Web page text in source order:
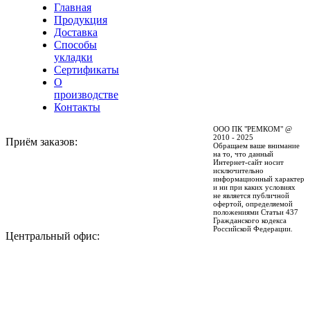
Главная
Продукция
Доставка
Способы
укладки
Сертификаты
О
производстве
Контакты
Приём заказов:
Центральный офис:
ООО ПК "РЕМКОМ" @
2010 - 2025
Обращаем ваше внимание
на то, что данный
Интернет-сайт носит
исключительно
информационный характер
и ни при каких условиях
не является публичной
офертой, определяемой
положениями Статьи 437
Гражданского кодекса
Российской Федерации.